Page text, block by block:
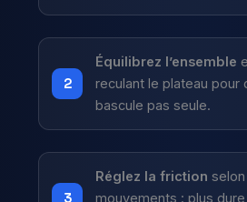
Équilibrez l’ensemble
reculant le plateau pour
bascule pas seule.
Réglez la friction
mouvements : plus